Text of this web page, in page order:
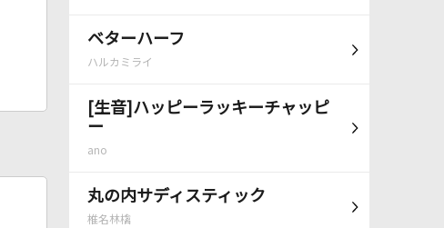
ベターハーフ
ハルカミライ
[生音]ハッピーラッキーチャッピ
ー
ano
丸の内サディスティック
椎名林檎